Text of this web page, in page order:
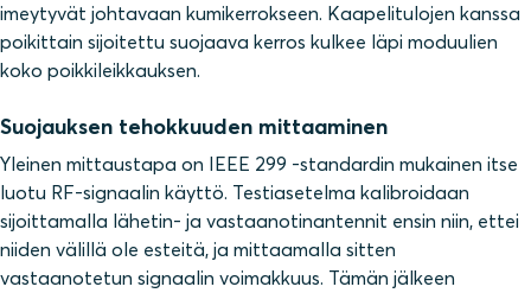
imeytyvät johtavaan kumikerrokseen. Kaapelitulojen kanssa
poikittain sijoitettu suojaava kerros kulkee läpi moduulien
koko poikkileikkauksen.
Suojauksen tehokkuuden mittaaminen
Yleinen mittaustapa on IEEE 299 -standardin mukainen itse
luotu RF-signaalin käyttö. Testiasetelma kalibroidaan
sijoittamalla lähetin- ja vastaanotinantennit ensin niin, ettei
niiden välillä ole esteitä, ja mittaamalla sitten
vastaanotetun signaalin voimakkuus. Tämän jälkeen